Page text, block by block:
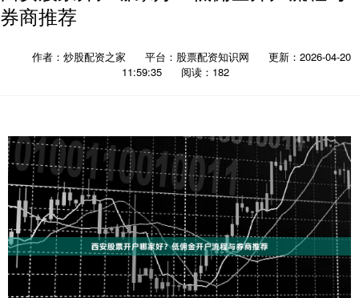
券商推荐
作者：炒股配资之家 平台：股票配资知识网
更新：2026-04-20
11:59:35
阅读：182